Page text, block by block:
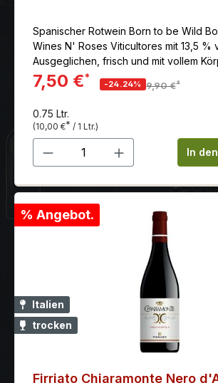
Spanischer Rotwein Born to be Wild
Wines N' Roses Viticultores mit 13,5 %
Ausgeglichen, frisch und mit vollem
7,50 €*
-24.24% 9,90 €*
0.75 Ltr.
(10,00 €* / 1 Ltr.)
Produkt Anzahl: GibIn
% Angebot.
Italien
trocken
Firriato Chiaramonte Nero